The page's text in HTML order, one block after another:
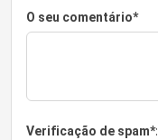
O seu comentário*
Verificação de spam*: